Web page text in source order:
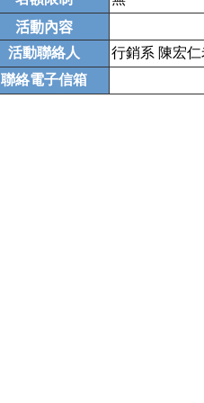
活動內容
活動聯絡人
行銷系 陳宏仁
聯絡電子信箱